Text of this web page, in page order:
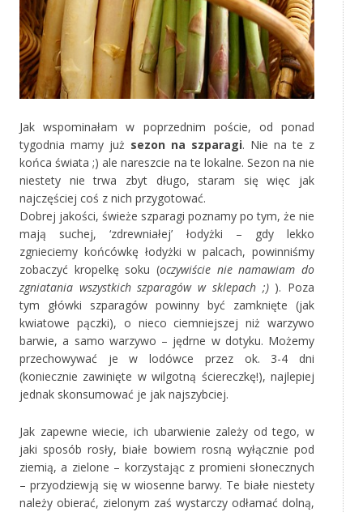
Jak wspominałam w poprzednim poście, od ponad
tygodnia mamy już sezon na szparagi. Nie na te z
końca świata ;) ale nareszcie na te lokalne. Sezon na nie
niestety nie trwa zbyt długo, staram się więc jak
najczęściej coś z nich przygotować.
Dobrej jakości, świeże szparagi poznamy po tym, że nie
mają suchej, ‘zdrewniałej’ łodyżki – gdy lekko
zgnieciemy końcówkę łodyżki w palcach, powinniśmy
zobaczyć kropelkę soku (oczywiście nie namawiam do
zgniatania wszystkich szparagów w sklepach ;)). Poza
tym główki szparagów powinny być zamknięte (jak
kwiatowe pączki), o nieco ciemniejszej niż warzywo
barwie, a samo warzywo – jędrne w dotyku. Możemy
przechowywać je w lodówce przez ok. 3-4 dni
(koniecznie zawinięte w wilgotną ściereczkę!), najlepiej
jednak skonsumować je jak najszybciej.
Jak zapewne wiecie, ich ubarwienie zależy od tego, w
jaki sposób rosły, białe bowiem rosną wyłącznie pod
ziemią, a zielone – korzystając z promieni słonecznych
– przyodziewją się w wiosenne barwy. Te białe niestety
należy obierać, zielonym zaś wystarczy odłamać dolną,